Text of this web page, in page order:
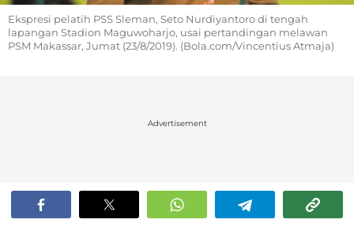
Ekspresi pelatih PSS Sleman, Seto Nurdiyantoro di tengah
lapangan Stadion Maguwoharjo, usai pertandingan melawan
PSM Makassar, Jumat (23/8/2019). (Bola.com/Vincentius Atmaja)
Advertisement